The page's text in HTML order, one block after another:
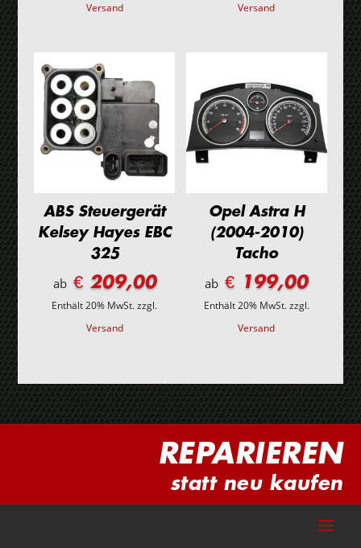
Versand
Versand
ABS Steuergerät
Kelsey Hayes EBC
325
ab€ 209,00
Enthält 20% MwSt.zzgl.
Versand
Opel Astra H
(2004-2010)
Tacho
ab € 199,00
Enthält 20% MwSt.zzgl.
Versand
REPARIEREN
statt neu kaufen